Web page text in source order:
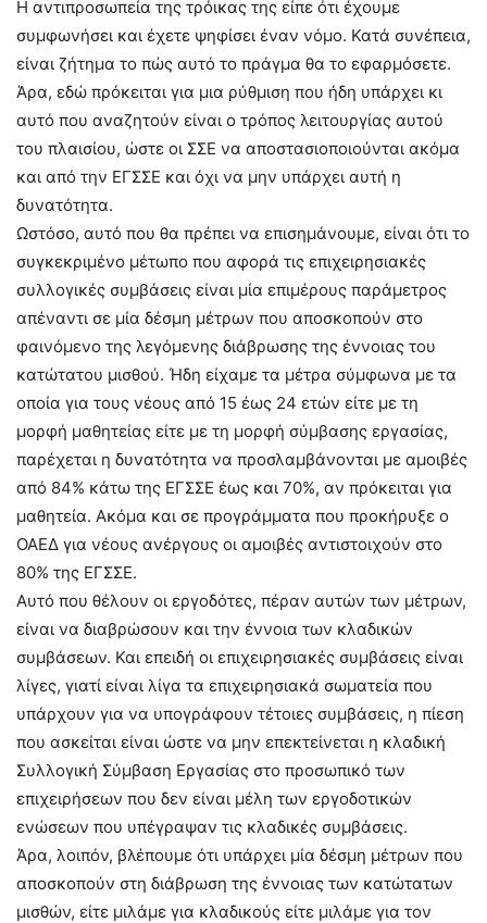
Η αντιπροσωπεία της τρόικας της είπε ότι έχουμε
συμφωνήσει και έχετε ψηφίσει έναν νόμο. Κατά συνέπεια,
είναι ζήτημα το πώς αυτό το πράγμα θα το εφαρμόσετε.
Άρα, εδώ πρόκειται για μια ρύθμιση που ήδη υπάρχει κι
αυτό που αναζητούν είναι ο τρόπος λειτουργίας αυτού
του πλαισίου, ώστε οι ΣΣΕ να αποστασιοποιούνται ακόμα
και από την ΕΓΣΣΕ και όχι να μην υπάρχει αυτή η
δυνατότητα.
Ωστόσο, αυτό που θα πρέπει να επισημάνουμε, είναι ότι το
συγκεκριμένο μέτωπο που αφορά τις επιχειρησιακές
συλλογικές συμβάσεις είναι μία επιμέρους παράμετρος
απέναντι σε μία δέσμη μέτρων που αποσκοπούν στο
φαινόμενο της λεγόμενης διάβρωσης της έννοιας του
κατώτατου μισθού. Ήδη είχαμε τα μέτρα σύμφωνα με τα
οποία για τους νέους από 15 έως 24 ετών είτε με τη
μορφή μαθητείας είτε με τη μορφή σύμβασης εργασίας,
παρέχεται η δυνατότητα να προσλαμβάνονται με αμοιβές
από 84% κάτω της ΕΓΣΣΕ έως και 70%, αν πρόκειται για
μαθητεία. Ακόμα και σε προγράμματα που προκήρυξε ο
ΟΑΕΔ για νέους ανέργους οι αμοιβές αντιστοιχούν στο
80% της ΕΓΣΣΕ.
Αυτό που θέλουν οι εργοδότες, πέραν αυτών των μέτρων,
είναι να διαβρώσουν και την έννοια των κλαδικών
συμβάσεων. Και επειδή οι επιχειρησιακές συμβάσεις είναι
λίγες, γιατί είναι λίγα τα επιχειρησιακά σωματεία που
υπάρχουν για να υπογράφουν τέτοιες συμβάσεις, η πίεση
που ασκείται είναι ώστε να μην επεκτείνεται η κλαδική
Συλλογική Σύμβαση Εργασίας στο προσωπικό των
επιχειρήσεων που δεν είναι μέλη των εργοδοτικών
ενώσεων που υπέγραψαν τις κλαδικές συμβάσεις.
Άρα, λοιπόν, βλέπουμε ότι υπάρχει μία δέσμη μέτρων που
αποσκοπούν στη διάβρωση της έννοιας των κατώτατων
μισθών, είτε μιλάμε για κλαδικούς είτε μιλάμε για τον